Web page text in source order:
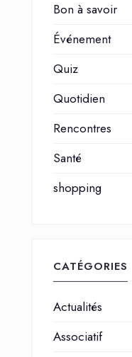
Bon à savoir
Événement
Quiz
Quotidien
Rencontres
Santé
shopping
CATÉGORIES
Actualités
Associatif